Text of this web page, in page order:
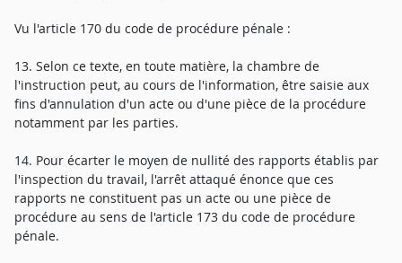
Vu l'article 170 du code de procédure pénale :
13. Selon ce texte, en toute matière, la chambre de
l'instruction peut, au cours de l'information, être saisie aux
fins d'annulation d'un acte ou d'une pièce de la procédure
notamment par les parties.
14. Pour écarter le moyen de nullité des rapports établis par
l'inspection du travail, l'arrêt attaqué énonce que ces
rapports ne constituent pas un acte ou une pièce de
procédure au sens de l'article 173 du code de procédure
pénale.